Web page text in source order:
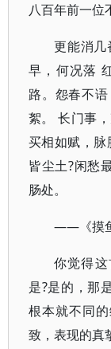
八百年前一位
更能消几
早，何况落
路。怨春不
絮。 长门事
买相如赋，脉
皆尘土?闲愁
肠处。
——《摸
你觉得
是?是的，那
根本就不同
致，表现的真